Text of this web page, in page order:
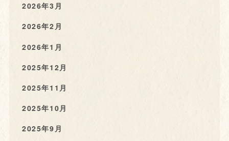
2026年3月
2026年2月
2026年1月
2025年12月
2025年11月
2025年10月
2025年9月